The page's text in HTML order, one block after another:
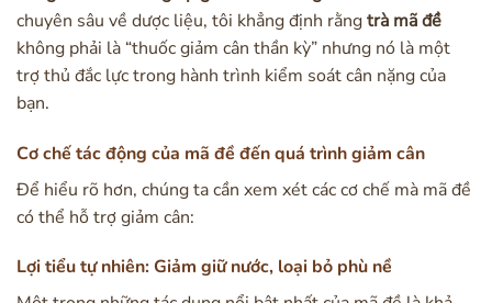
chuyên sâu về dược liệu, tôi khẳng định rằngtrà mã đề
không phải là “thuốc giảm cân thần kỳ” nhưng nó là một
trợ thủ đắc lực trong hành trình kiểm soát cân nặng của
bạn.
Cơ chế tác động của mã đề đến quá trình giảm cân
Để hiểu rõ hơn, chúng ta cần xem xét các cơ chế mà mã đề
có thể hỗ trợ giảm cân:
Lợi tiểu tự nhiên: Giảm giữ nước, loại bỏ phù nề